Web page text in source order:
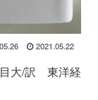
2021.05.22
大/訳 東洋経